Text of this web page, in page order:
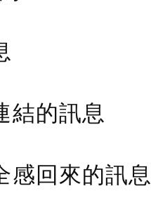
結的訊息
感回來的訊